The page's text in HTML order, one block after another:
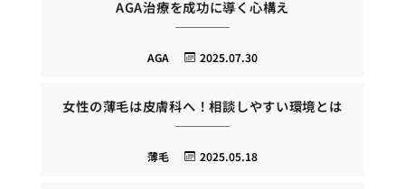
AGA治療を成功に導く心構え
2025.07.30
AGA
女性の薄毛は皮膚科へ！相談しやすい環境とは
2025.05.18
薄毛